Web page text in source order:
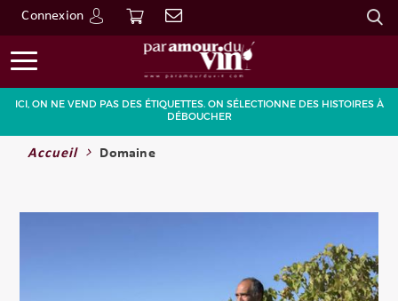
Connexion
Go
ICI, ON NE VEND PAS DES ÉTIQUETTES. ON SÉLECTIONNE DES HISTOIRES À
DÉBOUCHER
Accueil Domaine